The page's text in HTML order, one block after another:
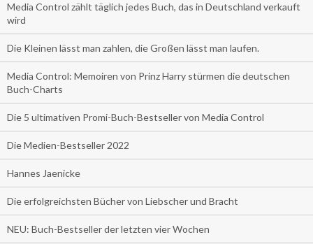
Media Control zählt täglich jedes Buch, das in Deutschland verkauft
wird
Die Kleinen lässt man zahlen, die Großen lässt man laufen.
Media Control: Memoiren von Prinz Harry stürmen die deutschen
Buch-Charts
Die 5 ultimativen Promi-Buch-Bestseller von Media Control
Die Medien-Bestseller 2022
Hannes Jaenicke
Die erfolgreichsten Bücher von Liebscher und Bracht
NEU: Buch-Bestseller der letzten vier Wochen